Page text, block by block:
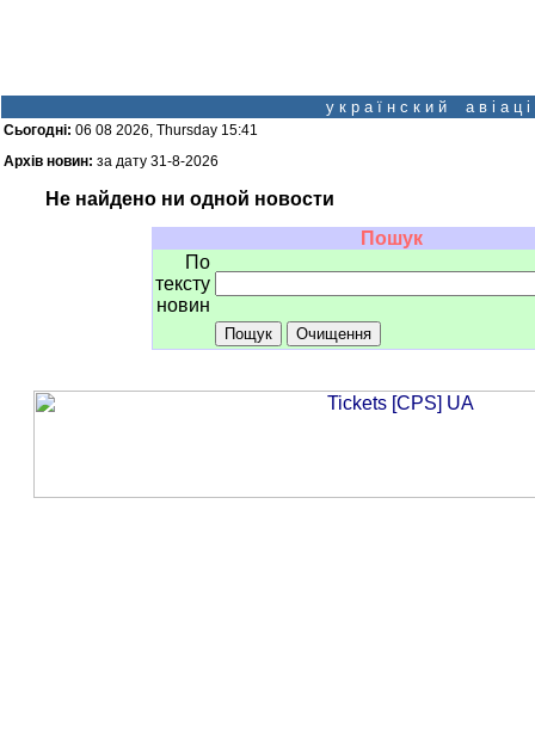
у к р а ї н с к и й а в і а
Сьогодні: 06 08 2026, Thursday 15:41
Архів новин: за дату 31-8-2026
Не найдено ни одной новости
Пошук
По
тексту
новин